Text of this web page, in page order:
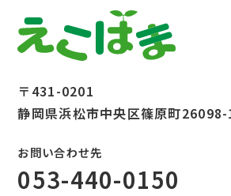
〒431-0201
静岡県浜松市中央区篠原町26098-
お問い合わせ先
053-440-0150